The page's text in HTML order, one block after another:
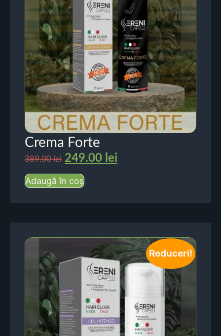
Crema Forte
389.00lei 249.00 lei
Adaugă în coș
Reduceri!